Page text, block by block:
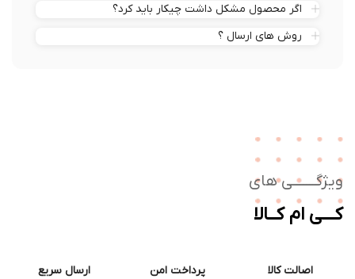
اگر محصول مشکل داشت چیکار باید کرد؟
روش های ارسال ؟
های
ام کــالا
اصالت کالا پرداخت امن ارسال سریع